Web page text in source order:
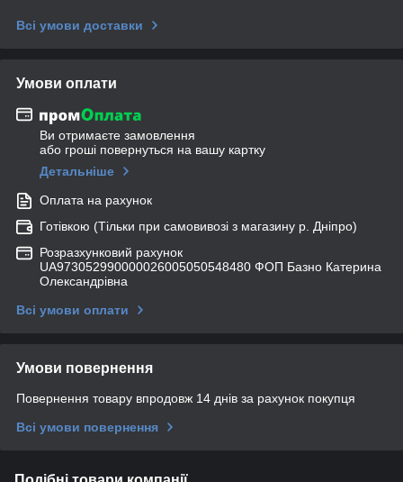
Всі умови доставки
Умови оплати
Ви отримаєте замовлення
або гроші повернуться на вашу картку
Детальніше
Оплата на рахунок
Готівкою (Тільки при самовивозі з магазину р. Дніпро)
Розразхунковий рахунок
UA973052990000026005050548480 ФОП Базно Катерина
Олександрівна
Всі умови оплати
Умови повернення
Повернення товару впродовж 14 днів за рахунок покупця
Всі умови повернення